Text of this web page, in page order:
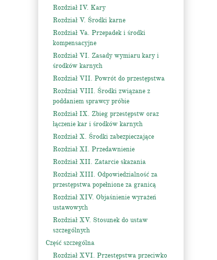
Rozdział IV. Kary
Rozdział V. Środki karne
Rozdział Va. Przepadek i środki
kompensacyjne
Rozdział VI. Zasady wymiaru kary i
środków karnych
Rozdział VII. Powrót do przestępstwa
Rozdział VIII. Środki związane z
poddaniem sprawcy próbie
Rozdział IX. Zbieg przestępstw oraz
łączenie kar i środków karnych
Rozdział X. Środki zabezpieczające
Rozdział XI. Przedawnienie
Rozdział XII. Zatarcie skazania
Rozdział XIII. Odpowiedzialność za
przestępstwa popełnione za granicą
Rozdział XIV. Objaśnienie wyrażeń
ustawowych
Rozdział XV. Stosunek do ustaw
szczególnych
Część szczególna
Rozdział XVI. Przestępstwa przeciwko